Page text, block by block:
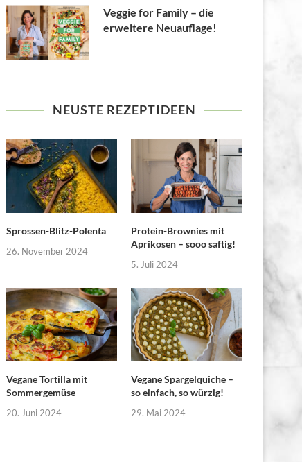
Veggie for Family – die
erweitere Neuauflage!
NEUSTE REZEPTIDEEN
Sprossen-Blitz-Polenta
26. November 2024
Protein-Brownies mit
Aprikosen – sooo saftig!
5. Juli 2024
Vegane Tortilla mit
Sommergemüse
20. Juni 2024
Vegane Spargelquiche –
so einfach, so würzig!
29. Mai 2024